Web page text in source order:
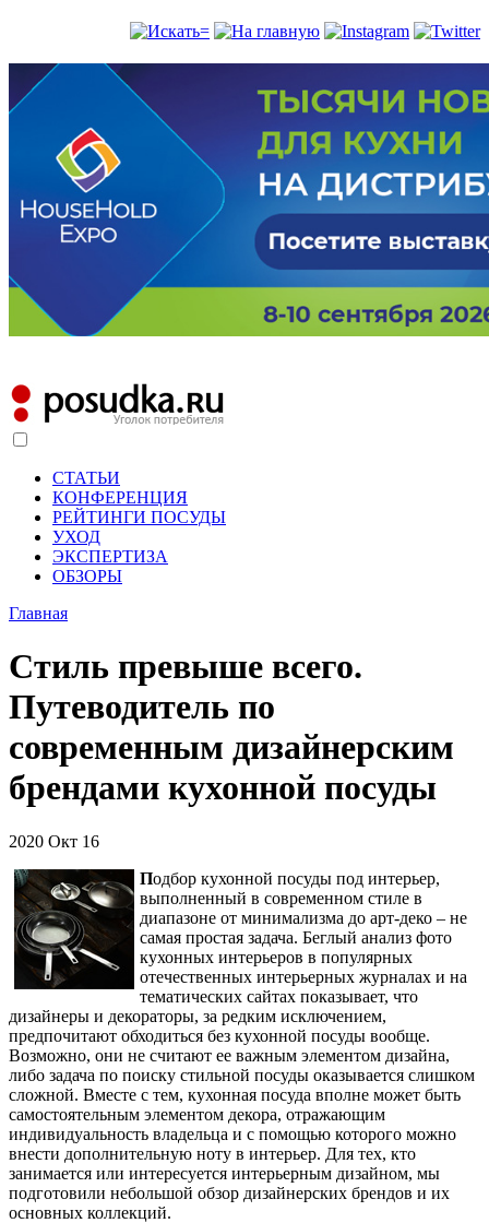
СТАТЬИ
КОНФЕРЕНЦИЯ
РЕЙТИНГИ ПОСУДЫ
УХОД
ЭКСПЕРТИЗА
ОБЗОРЫ
Главная
Стиль превыше всего.
Путеводитель по
современным дизайнерским
брендами кухонной посуды
2020 Окт 16
Подбор кухонной посуды под интерьер,
выполненный в современном стиле в
диапазоне от минимализма до арт-деко – не
самая простая задача. Беглый анализ фото
кухонных интерьеров в популярных
отечественных интерьерных журналах и на
тематических сайтах показывает, что
дизайнеры и декораторы, за редким исключением,
предпочитают обходиться без кухонной посуды вообще.
Возможно, они не считают ее важным элементом дизайна,
либо задача по поиску стильной посуды оказывается слишком
сложной. Вместе с тем, кухонная посуда вполне может быть
самостоятельным элементом декора, отражающим
индивидуальность владельца и с помощью которого можно
внести дополнительную ноту в интерьер. Для тех, кто
занимается или интересуется интерьерным дизайном, мы
подготовили небольшой обзор дизайнерских брендов и их
основных коллекций.